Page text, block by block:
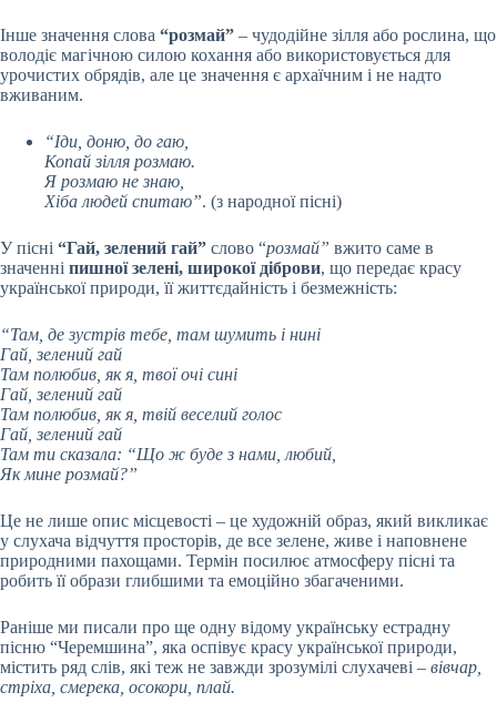
Інше значення слова “розмай” – чудодійне зілля або рослина, що
володіє магічною силою кохання або використовується для
урочистих обрядів, але це значення є архаїчним і не надто
вживаним.
“Іди, доню, до гаю,
Копай зілля розмаю.
Я розмаю не знаю,
Хіба людей спитаю”. (з народної пісні)
У пісні “Гай, зелений гай” слово “розмай” вжито саме в
значенні пишної зелені, широкої діброви, що передає красу
української природи, її життєдайність і безмежність:
“Там, де зустрів тебе, там шумить і нині
Гай, зелений гай
Там полюбив, як я, твої очі сині
Гай, зелений гай
Там полюбив, як я, твій веселий голос
Гай, зелений гай
Там ти сказала: “Що ж буде з нами, любий,
Як мине розмай?”
Це не лише опис місцевості – це художній образ, який викликає
у слухача відчуття просторів, де все зелене, живе і наповнене
природними пахощами. Термін посилює атмосферу пісні та
робить її образи глибшими та емоційно збагаченими.
Раніше ми писали про ще одну відому українську естрадну
пісню “Черемшина”, яка оспівує красу української природи,
містить ряд слів, які теж не завжди зрозумілі слухачеві – вівчар,
стріха, смерека, осокори, плай.